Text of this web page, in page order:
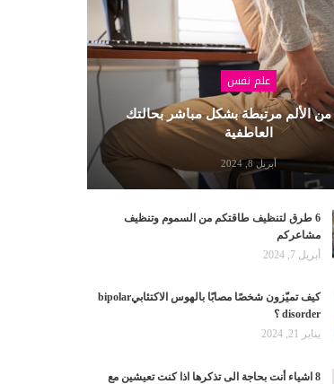
علم نفس
من الألم مرتبطة بشكل مباشر بحالتك
العاطفية
أبريل 8, 2024
6 طرق لتنظيف طاقتكم من السموم وتنظيف
مشاعركم
أبريل 7, 2024
كيف تميّزون شخصًا مصابًا بالهوس الاكتئابيbipolar
disorder ؟
يناير 21, 2024
8 اشياء أنت بحاجة الى تذكرها اذا كنت تعيشين مع